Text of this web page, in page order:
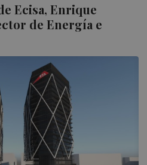
Ecisa, Enrique
de Energía e